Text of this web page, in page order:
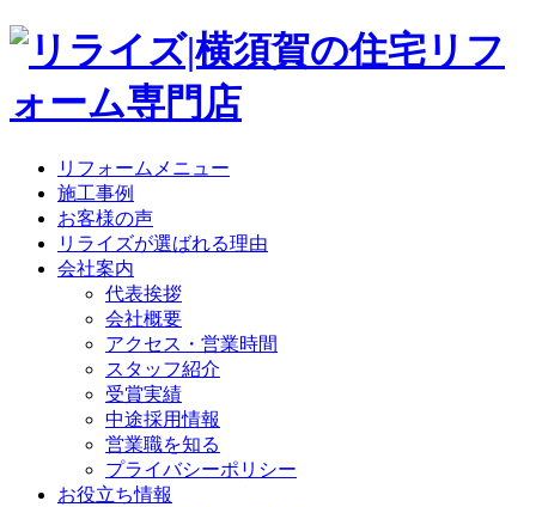
リフォームメニュー
施工事例
お客様の声
リライズが選ばれる理由
会社案内
代表挨拶
会社概要
アクセス・営業時間
スタッフ紹介
受賞実績
中途採用情報
営業職を知る
プライバシーポリシー
お役立ち情報